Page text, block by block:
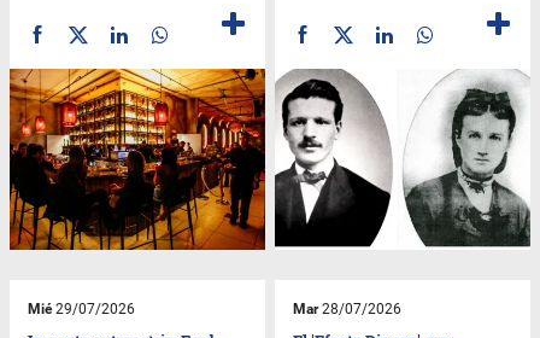
Mié29/07/2026 Mar28/07/2026